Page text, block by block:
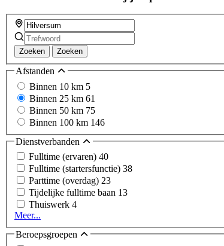
Zoeken Zoeken
Afstanden
Binnen 10 km 5
Binnen 25 km 61
Binnen 50 km 75
Binnen 100 km 146
Dienstverbanden
Fulltime (ervaren) 40
Fulltime (startersfunctie) 38
Parttime (overdag) 23
Tijdelijke fulltime baan 13
Thuiswerk 4
Meer...
Beroepsgroepen